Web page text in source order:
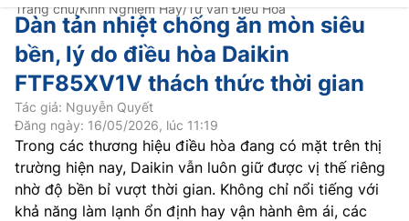
Trang chủ/Kinh Nghiệm Hay/Tư vấn Điều Hòa
Dàn tản nhiệt chống ăn mòn siêu
bền, lý do điều hòa Daikin
FTF85XV1V thách thức thời gian
Tác giả: Nguyễn Quyết
Đăng ngày: 16/05/2026, lúc 11:19
Trong các thương hiệu điều hòa đang có mặt trên thị
trường hiện nay, Daikin vẫn luôn giữ được vị thế riêng
nhờ độ bền bỉ vượt thời gian. Không chỉ nổi tiếng với
khả năng làm lạnh ổn định hay vận hành êm ái, các